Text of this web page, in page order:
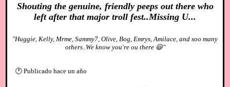
Shouting the genuine, friendly peeps out there who
left after that major troll fest..Missing U...
"Huggie, Kelly, Mrme, Sammy7, Olive, Bog, Emrys, Amilace, and soo many
others..We know you're ou there 😃"
🕐 Publicado hace un año